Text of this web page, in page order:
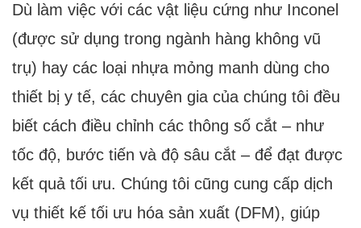
Dù làm việc với các vật liệu cứng như Inconel
(được sử dụng trong ngành hàng không vũ
trụ) hay các loại nhựa mỏng manh dùng cho
thiết bị y tế, các chuyên gia của chúng tôi đều
biết cách điều chỉnh các thông số cắt – như
tốc độ, bước tiến và độ sâu cắt – để đạt được
kết quả tối ưu. Chúng tôi cũng cung cấp dịch
vụ thiết kế tối ưu hóa sản xuất (DFM), giúp